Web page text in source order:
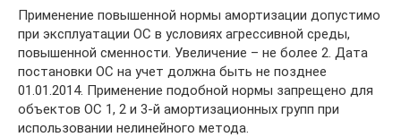
Применение повышенной нормы амортизации допустимо
при эксплуатации ОС в условиях агрессивной среды,
повышенной сменности. Увеличение – не более 2. Дата
постановки ОС на учет должна быть не позднее
01.01.2014. Применение подобной нормы запрещено для
объектов ОС 1, 2 и 3-й амортизационных групп при
использовании нелинейного метода.